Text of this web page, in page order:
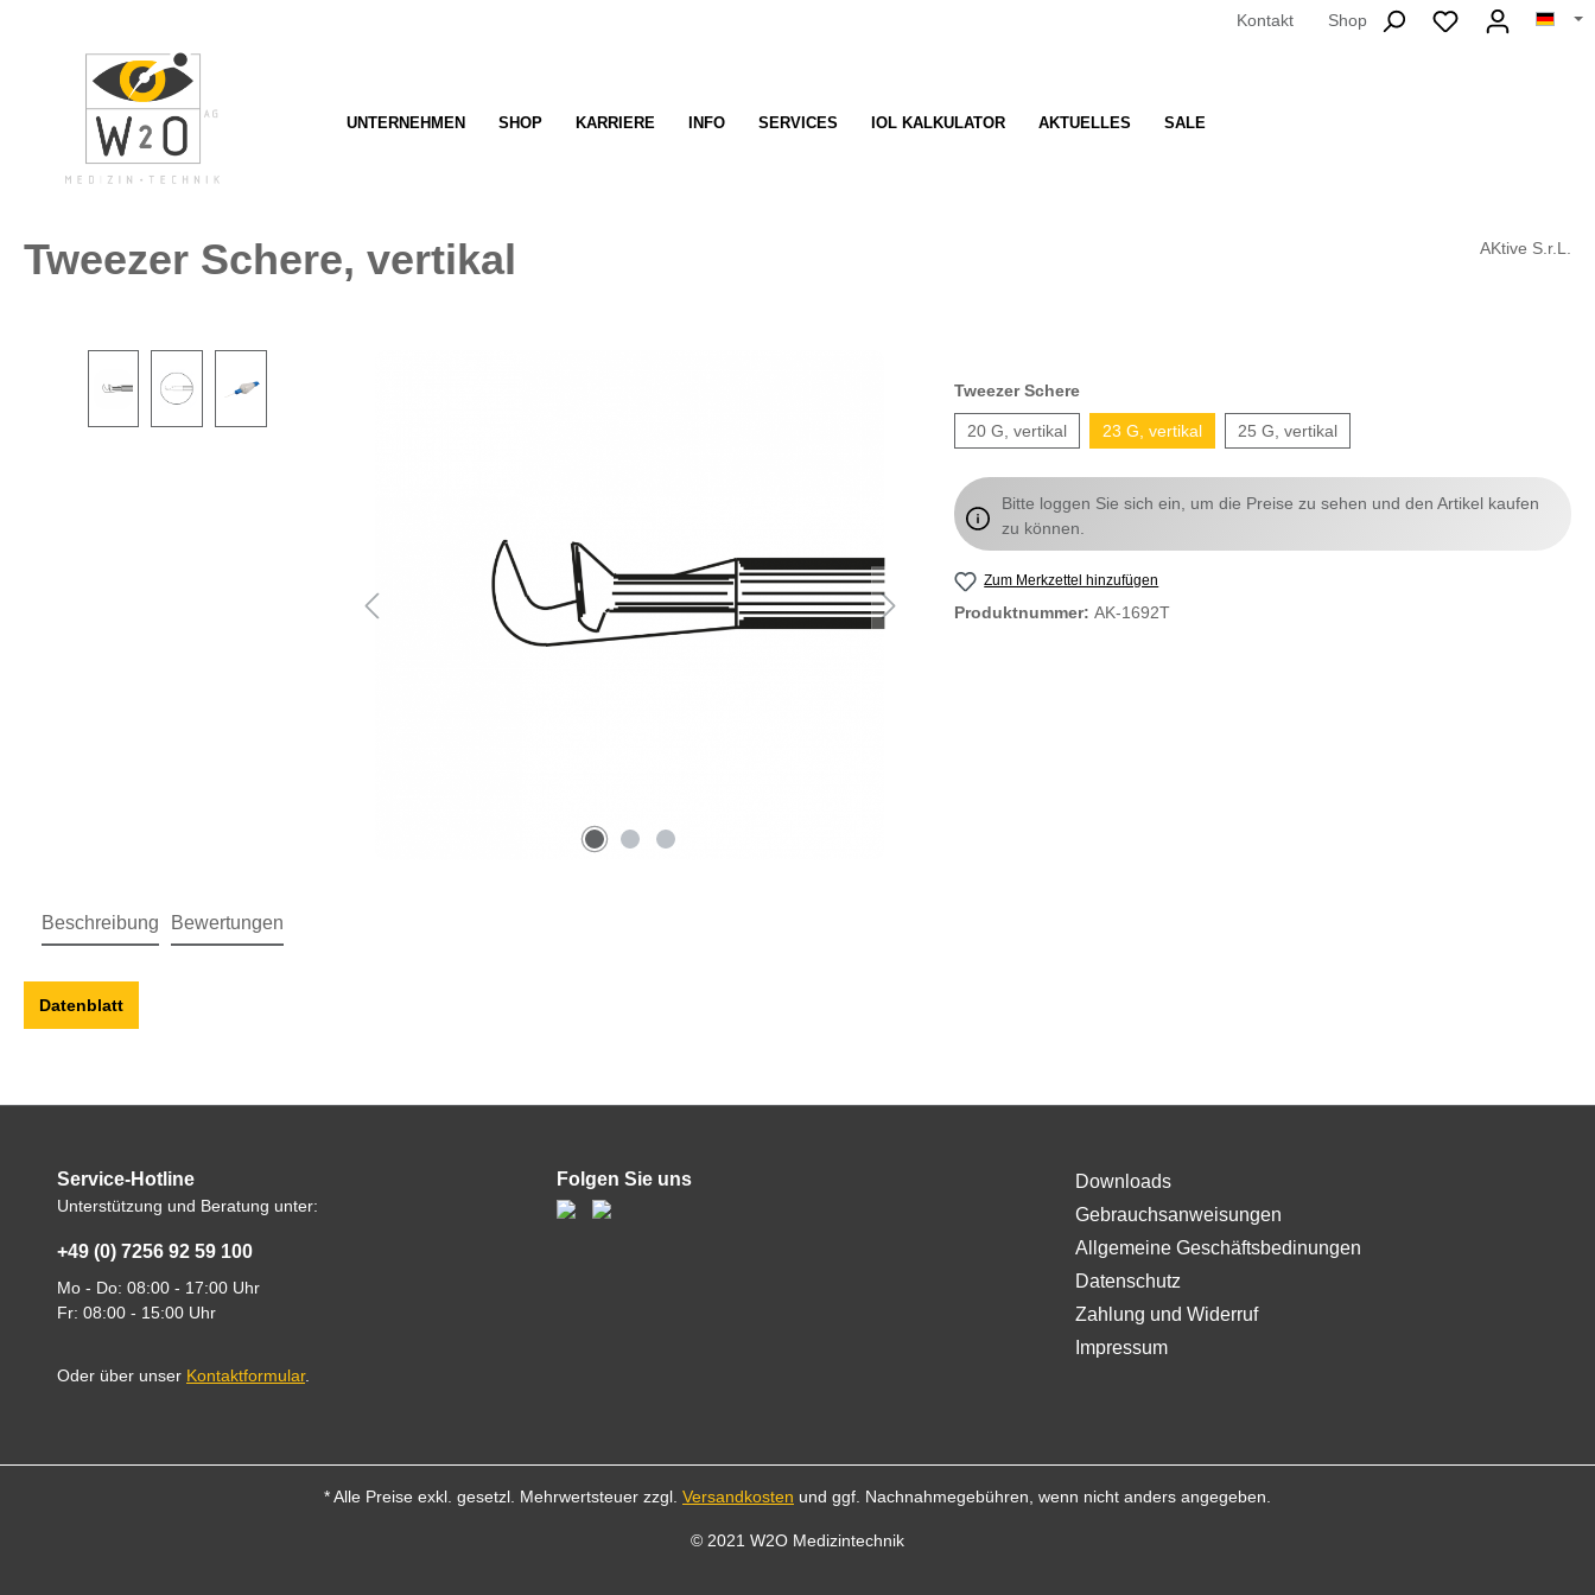
Kontakt Shop
UNTERNEHMEN SHOP KARRIERE INFO SERVICES IOL KALKULATOR AKTUELLES SALE
Tweezer Schere, vertikal AKtive S.r.L.
Tweezer Schere
20 G, vertikal 23 G, vertikal 25 G, vertikal
Bitte loggen Sie sich ein, um die Preise zu sehen und den Artikel kaufen
zu können.
Zum Merkzettel hinzufügen
Produktnummer: AK-1692T
Beschreibung Bewertungen
Datenblatt
Service-Hotline
Unterstützung und Beratung unter:
+49 (0) 7256 92 59 100
Mo - Do: 08:00 - 17:00 Uhr
Fr: 08:00 - 15:00 Uhr
Oder über unser Kontaktformular.
Folgen Sie uns
Downloads
Gebrauchsanweisungen
Allgemeine Geschäftsbedinungen
Datenschutz
Zahlung und Widerruf
Impressum
* Alle Preise exkl. gesetzl. Mehrwertsteuer zzgl. Versandkosten und ggf. Nachnahmegebühren, wenn nicht anders angegeben.
© 2021 W2O Medizintechnik